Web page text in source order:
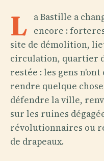
L
a Bastille a
encore :
site de démolition,
circulation, quartier
restée : les gens
rendre quelque
défendre la ville,
sur les ruines
révolutionnaires ou
de drapeaux.